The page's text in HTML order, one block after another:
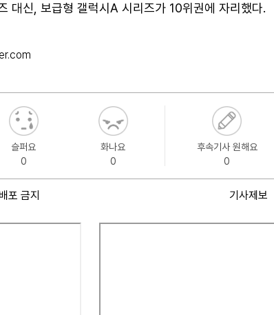
대신, 보급형 갤럭시A 시리즈가 10위권에 자리했다.
슬퍼요
0
화나요
0
후속기사 원해요
0
포 금지 기사제보